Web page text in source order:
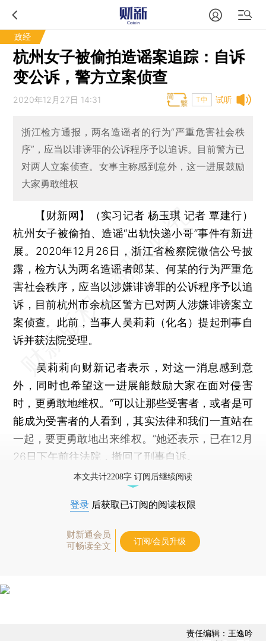
政经
杭州女子被偷拍造谣案追踪：自诉
变公诉，警方立案侦查
试听
2020年12月27日 14:31 T中
浙江检方通报，两名造谣者的行为“严重危害社会秩
序”，应当以诽谤罪的公诉程序予以追诉。目前警方已
对两人立案侦查。女事主称感到意外，这一进展鼓励
大家勇敢维权
【财新网】（实习记者 杨玉琪 记者 覃建行）
杭州女子被偷拍、造谣“出轨快递小哥”事件有新进
展。2020年12月26日，浙江省检察院微信公号披
露，检方认为两名造谣者郎某、何某的行为严重危
害社会秩序，应当以涉嫌诽谤罪的公诉程序予以追
诉，目前杭州市余杭区警方已对两人涉嫌诽谤案立
案侦查。此前，当事人吴莉莉（化名）提起刑事自
诉并获法院受理。
吴莉莉向财新记者表示，对这一消息感到意
外，同时也希望这一进展能鼓励大家在面对侵害
时，更勇敢地维权。“可以让那些受害者，或者是可
能成为受害者的人看到，其实法律和我们一直站在
一起，要更勇敢地出来维权。”她还表示，已在12月
26日下午前往法院，撤回了刑事自诉。
本文共计2208字 订阅后继续阅读
登录 后获取已订阅的阅读权限
财新通会员
可畅读全文
订阅/会员升级
责任编辑：王逸吟